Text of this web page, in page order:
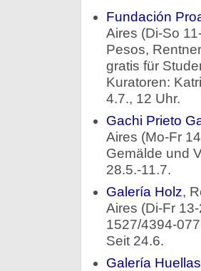
Fundación
Aires (Di-So
Pesos,
gratis für
Kuratoren:
4.7., 12 Uhr.
Gachi Prieto
Aires (Mo-Fr
Gemälde und
28.5.-11.7.
Galería Holz,
Aires (Di-Fr
1527/4394-
Seit 24.6.
Galería Huellas